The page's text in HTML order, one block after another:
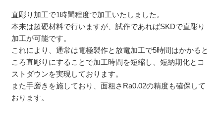
直彫り加工で1時間程度で加工いたしました。
本来は超硬材料で行いますが、試作であればSKDで直彫り
加工が可能です。
これにより、通常は電極製作と放電加工で5時間はかかると
ころ直彫りにすることで加工時間を短縮し、短納期化とコ
ストダウンを実現しております。
また手磨きを施しており、面粗さRa0.02の精度も確保して
おります。